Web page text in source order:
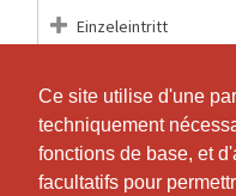
Ce site utilise d'une
techniquement
fonctions de base, et
facultatifs pour
Ce site utilise d'une
techniquement
fonctions de base, et
facultatifs pour
Einzeleintritt
Jahresabonnement
KIDS ½
(Gültig bis und mit 16